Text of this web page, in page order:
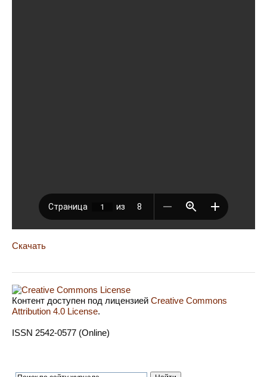
Скачать
Контент доступен под лицензией Creative Commons
Attribution 4.0 License.
ISSN 2542-0577 (Online)